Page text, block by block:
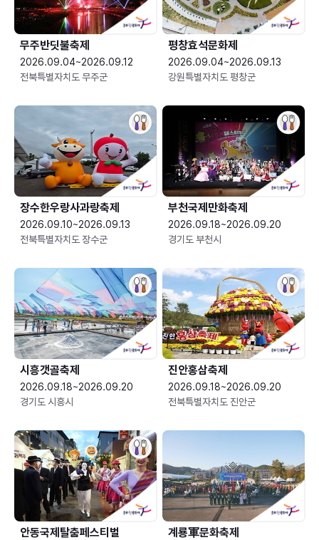
무주반딧불축제
2026.09.04~2026.09.12
전북특별자치도 무주군
평창효석문화제
2026.09.04~2026.09.13
강원특별자치도 평창군
장수한우랑사과랑축제
2026.09.10~2026.09.13
전북특별자치도 장수군
부천국제만화축제
2026.09.18~2026.09.20
경기도 부천시
시흥갯골축제
2026.09.18~2026.09.20
경기도 시흥시
진안홍삼축제
2026.09.18~2026.09.20
전북특별자치도 진안군
안동국제탈춤페스티벌